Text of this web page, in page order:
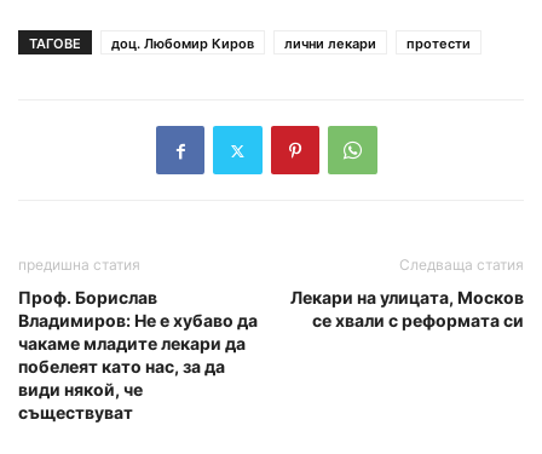
ТАГОВЕ доц. Любомир Киров лични лекари протести
предишна статия
Проф. Борислав
Владимиров: Не е хубаво да
чакаме младите лекари да
побелеят като нас, за да
види някой, че
съществуват
Следваща статия
Лекари на улицата, Москов
се хвали с реформата си